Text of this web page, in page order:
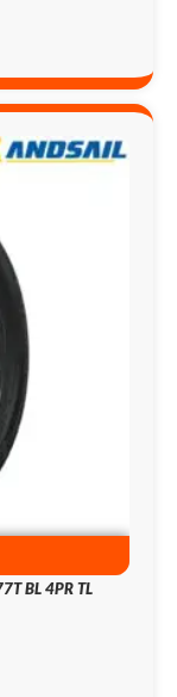
BL 4PR TL